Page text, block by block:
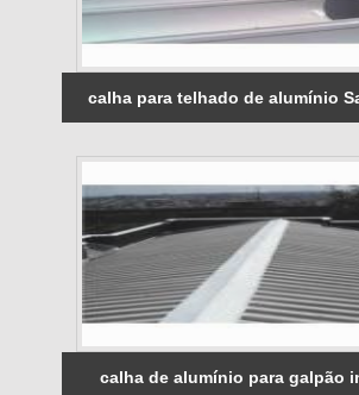
calha para telhado de alumínio
calha de alumínio para galpão